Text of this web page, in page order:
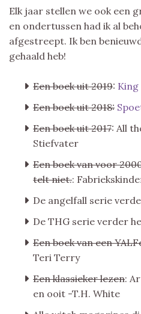
Elk jaar stellen we ook een
en ondertussen had ik al
afgestreept. Ik ben
gehaald heb!
Een boek uit 2019: King
Een boek uit 2018:
Een boek uit 2017: All
Stiefvater
Een boek van voor
telt niet.:
De angelfall serie
De THG serie verder
Een boek van een
Teri Terry
Een klassieker lezen:
en ooit -T.H. White